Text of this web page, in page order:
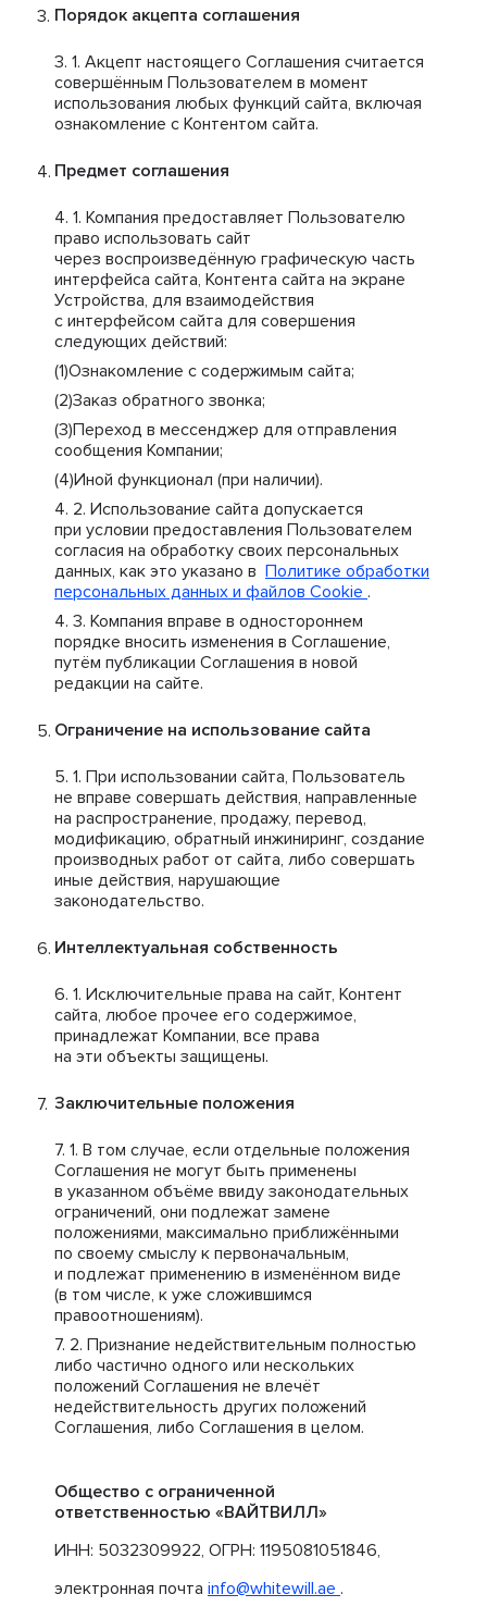
Порядок акцепта соглашения
Акцепт настоящего Соглашения считается
совершённым Пользователем в момент
использования любых функций сайта, включая
ознакомление с Контентом сайта.
Предмет соглашения
Компания предоставляет Пользователю
право использовать сайт
через воспроизведённую графическую часть
интерфейса сайта, Контента сайта на экране
Устройства, для взаимодействия
с интерфейсом сайта для совершения
следующих действий:
Ознакомление с содержимым сайта;
Заказ обратного звонка;
Переход в мессенджер для отправления
сообщения Компании;
Иной функционал (при наличии).
Использование сайта допускается
при условии предоставления Пользователем
согласия на обработку своих персональных
данных, как это указано в Политике обработки
персональных данных и файлов Cookie .
Компания вправе в одностороннем
порядке вносить изменения в Соглашение,
путём публикации Соглашения в новой
редакции на сайте.
Ограничение на использование сайта
При использовании сайта, Пользователь
не вправе совершать действия, направленные
на распространение, продажу, перевод,
модификацию, обратный инжиниринг, создание
производных работ от сайта, либо совершать
иные действия, нарушающие
законодательство.
Интеллектуальная собственность
Исключительные права на сайт, Контент
сайта, любое прочее его содержимое,
принадлежат Компании, все права
на эти объекты защищены.
Заключительные положения
В том случае, если отдельные положения
Соглашения не могут быть применены
в указанном объёме ввиду законодательных
ограничений, они подлежат замене
положениями, максимально приближёнными
по своему смыслу к первоначальным,
и подлежат применению в изменённом виде
(в том числе, к уже сложившимся
правоотношениям).
Признание недействительным полностью
либо частично одного или нескольких
положений Соглашения не влечёт
недействительность других положений
Соглашения, либо Соглашения в целом.
Общество с ограниченной
ответственностью «ВАЙТВИЛЛ»
ИНН: 5032309922, ОГРН: 1195081051846,
электронная почта info@whitewill.ae .